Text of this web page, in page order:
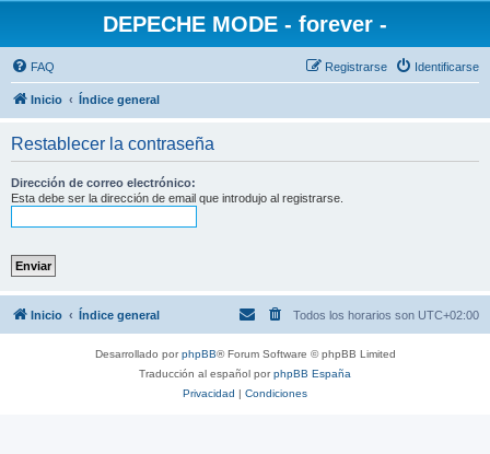
DEPECHE MODE - forever -
FAQ Identificarse
Registrarse
Inicio Índice general
Restablecer la contraseña
Dirección de correo electrónico:
Esta debe ser la dirección de email que introdujo al registrarse.
Inicio Índice general Todos los horarios son UTC+02:00
Desarrollado porphpBB® Forum Software © phpBB Limited
Traducción al español porphpBB España
Privacidad | Condiciones